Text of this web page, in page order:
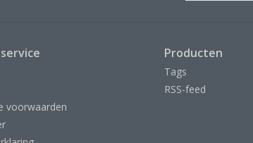
voorwaarden
Producten
Tags
RSS-feed